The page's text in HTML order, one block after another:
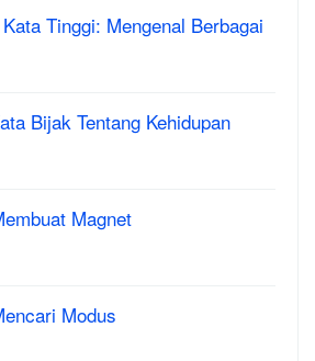
Tinggi: Mengenal Berbagai
Bijak Tentang Kehidupan
Magnet
Modus